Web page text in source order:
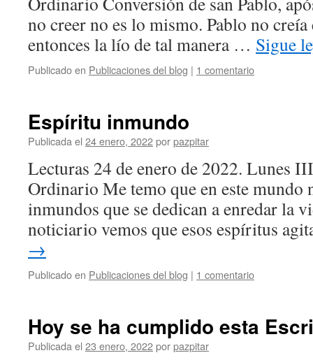
no creer no es lo mismo. Pablo no
entonces la lío de tal manera … Sigue
Publicado en Publicaciones del blog | 1 comentario
Espíritu inmundo
Publicada el 24 enero, 2022porpazpitar
Lecturas 24 de enero de 2022. Lunes
Ordinario Me temo que en este mundo
inmundos que se dedican a enredar la
noticiario vemos que esos espíritus
→
Publicado en Publicaciones del blog | 1 comentario
Hoy se ha cumplido esta
Publicada el 23 enero, 2022porpazpitar